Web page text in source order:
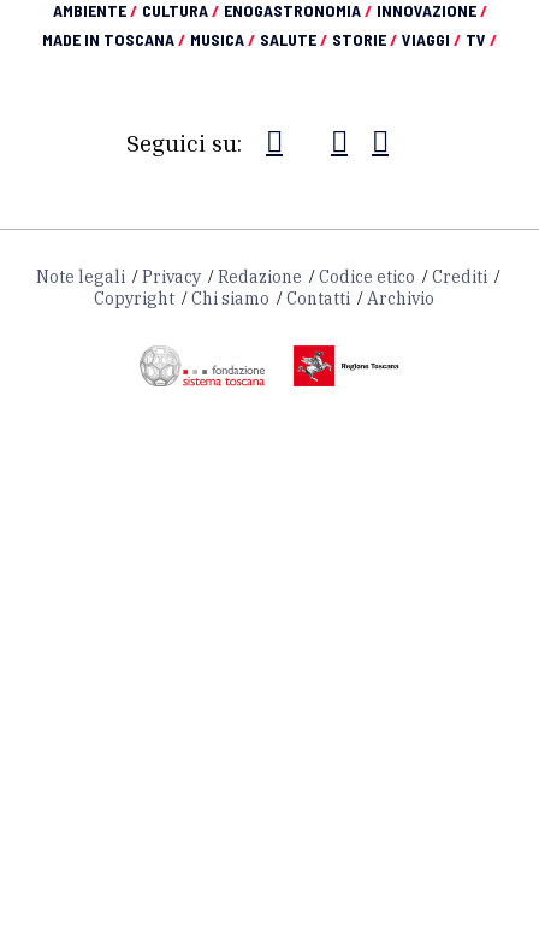
AMBIENTE/ CULTURA/ ENOGASTRONOMIA/ INNOVAZIONE/
MADE IN TOSCANA/ MUSICA/ SALUTE/ STORIE/ VIAGGI / TV /
Seguici su:
Note legali Privacy Redazione Codice etico
Crediti
Copyright
Chi siamo Contatti Archivio